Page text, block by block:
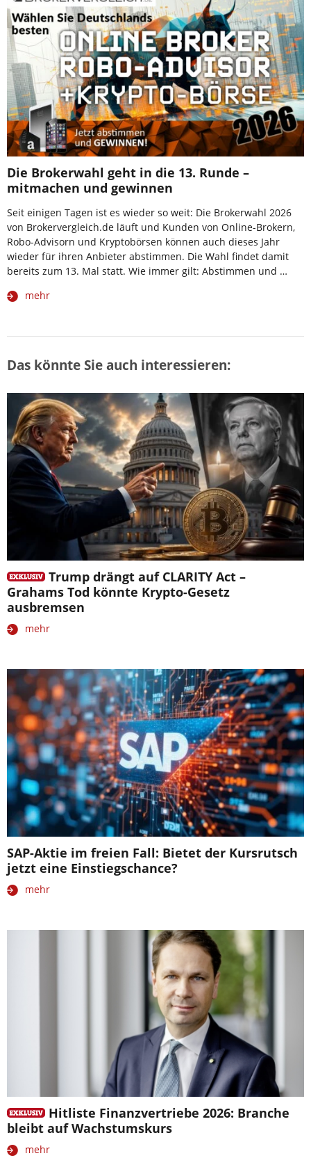
Die Brokerwahl geht in die 13. Runde –
mitmachen und gewinnen
Seit einigen Tagen ist es wieder so weit: Die Brokerwahl 2026
von Brokervergleich.de läuft und Kunden von Online-Brokern,
Robo-Advisorn und Kryptobörsen können auch dieses Jahr
wieder für ihren Anbieter abstimmen. Die Wahl findet damit
bereits zum 13. Mal statt. Wie immer gilt: Abstimmen und …
mehr
Das könnte Sie auch interessieren:
Trump drängt auf CLARITY Act –
Grahams Tod könnte Krypto-Gesetz
ausbremsen
mehr
SAP-Aktie im freien Fall: Bietet der Kursrutsch
jetzt eine Einstiegschance?
mehr
Hitliste Finanzvertriebe 2026: Branche
bleibt auf Wachstumskurs
mehr